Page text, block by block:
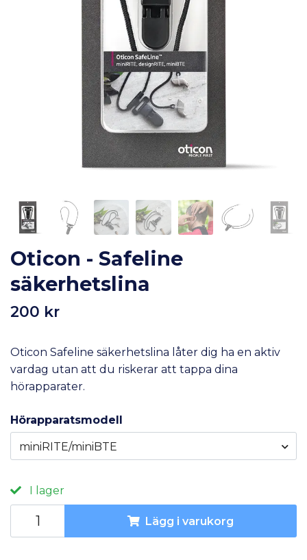
Oticon - Safeline
säkerhetslina
200 kr
Oticon Safeline säkerhetslina låter dig ha en aktiv
vardag utan att du riskerar att tappa dina
hörapparater.
Hörapparatsmodell
miniRITE/miniBTE
I lager
Lägg i varukorg